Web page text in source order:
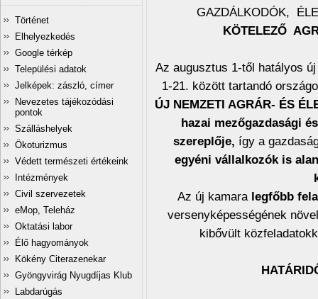
Történet
Elhelyezkedés
Google térkép
Települési adatok
Jelképek: zászló, címer
Nevezetes tájékozódási
pontok
Szálláshelyek
Ökoturizmus
Védett természeti értékeink
Intézmények
Civil szervezetek
eMop, Teleház
Oktatási labor
Élő hagyományok
Kökény Citerazenekar
Gyöngyvirág Nyugdíjas Klub
Labdarúgás
GAZDÁLKODÓK,
KÖTELEZŐ
Az augusztus 1-től hatályos
1-21. között tartandó
ÚJ NEMZETI AGRÁR- ÉS
hazai mezőgazdasági
szereplője, így a
egyéni vállalkozók is
Az új kamara legfőbb
versenyképességének
kibővült